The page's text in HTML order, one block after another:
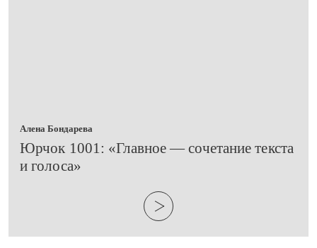
Алена Бондарева
​Юрчок 1001: «Главное — сочетание текста
и голоса»